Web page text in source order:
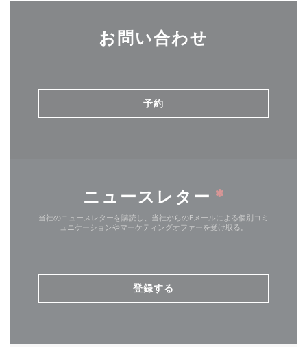
お問い合わせ
予約
ニュースレター *
当社のニュースレターを購読し、当社からのEメールによる個別コミ
ュニケーションやマーケティングオファーを受け取る。
登録する